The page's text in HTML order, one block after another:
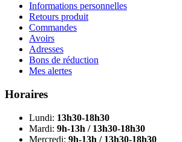
Informations personnelles
Retours produit
Commandes
Avoirs
Adresses
Bons de réduction
Mes alertes
Horaires
Lundi: 13h30-18h30
Mardi: 9h-13h / 13h30-18h30
Mercredi: 9h-13h / 13h30-18h30